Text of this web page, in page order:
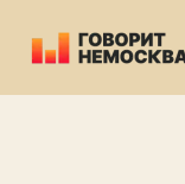
содержимому